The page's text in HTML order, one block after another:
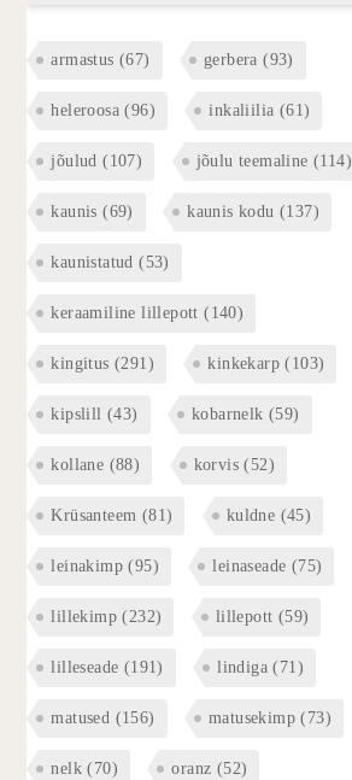
armastus (67) gerbera (93)
heleroosa (96) inkaliilia (61)
jõulud (107) jõulu teemaline (114)
kaunis (69) kaunis kodu (137)
kaunistatud (53)
keraamiline lillepott (140)
kingitus (291) kinkekarp (103)
kipslill (43) kobarnelk (59)
kollane (88) korvis (52)
Krüsanteem (81) kuldne (45)
leinakimp (95) leinaseade (75)
lillekimp (232) lillepott (59)
lilleseade (191) lindiga (71)
matused (156) matusekimp (73)
nelk (70) oranz (52)